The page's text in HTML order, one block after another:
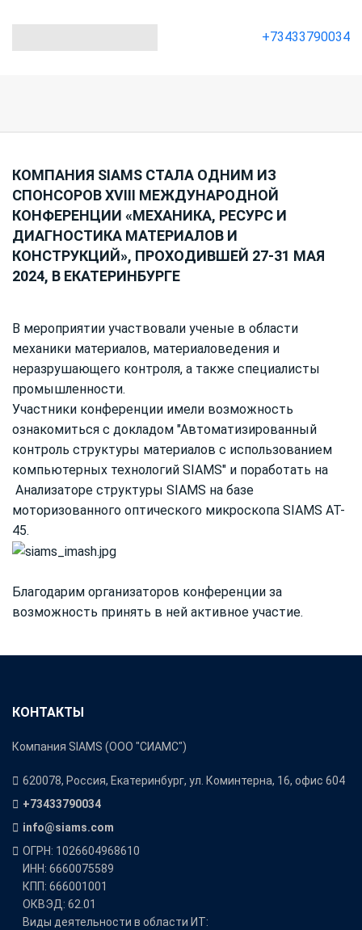
+73433790034
КОМПАНИЯ SIAMS СТАЛА ОДНИМ ИЗ
СПОНСОРОВ XVIII МЕЖДУНАРОДНОЙ
КОНФЕРЕНЦИИ «МЕХАНИКА, РЕСУРС И
ДИАГНОСТИКА МАТЕРИАЛОВ И
КОНСТРУКЦИЙ», ПРОХОДИВШЕЙ 27-31 МАЯ
2024, В ЕКАТЕРИНБУРГЕ
В мероприятии участвовали ученые в области
механики материалов, материаловедения и
неразрушающего контроля, а также специалисты
промышленности.
Участники конференции имели возможность
ознакомиться с докладом "Автоматизированный
контроль структуры материалов с использованием
компьютерных технологий SIAMS" и поработать на
Анализаторе структуры SIAMS на базе
моторизованного оптического микроскопа SIAMS AT-
45.
Благодарим организаторов конференции за
возможность принять в ней активное участие.
КОНТАКТЫ
Компания SIAMS (ООО "СИАМС")
620078, Россия, Екатеринбург, ул. Коминтерна, 16, офис 604
+73433790034
info@siams.com
ОГРН: 1026604968610
ИНН: 6660075589
КПП: 666001001
ОКВЭД: 62.01
Виды деятельности в области ИТ: